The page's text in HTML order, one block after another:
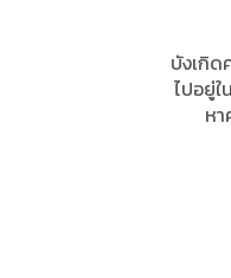
บังเกิด
ไปอยู่
ห